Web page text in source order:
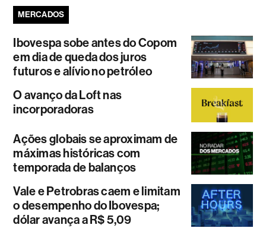
MERCADOS
Ibovespa sobe antes do Copom
em dia de queda dos juros
futuros e alívio no petróleo
O avanço da Loft nas
incorporadoras
Ações globais se aproximam de
máximas históricas com
temporada de balanços
Vale e Petrobras caem e limitam
o desempenho do Ibovespa;
dólar avança a R$ 5,09